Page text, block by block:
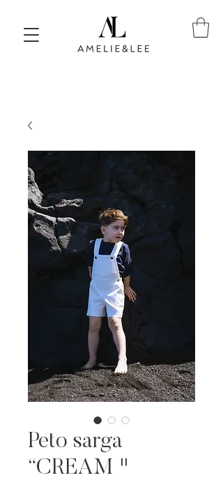
Peto sarga
“CREAM "